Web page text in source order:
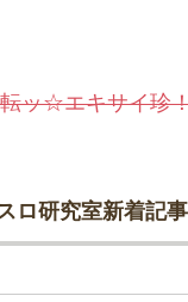
ッ☆エキサイ珍
ロ研究室新着記事